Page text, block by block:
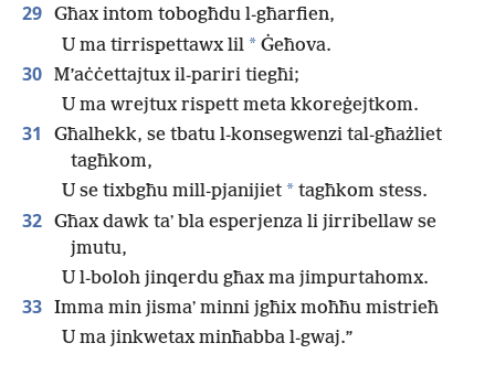
29 Għax intom tobogħdu l-għarfien,
U ma tirrispettawx lil * Ġeħova.
30 M’aċċettajtux il-pariri tiegħi;
U ma wrejtux rispett meta kkoreġejtkom.
31
Għalhekk, se tbatu l-konsegwenzi tal-għażliet
tagħkom,
U se tixbgħu mill-pjanijiet * tagħkom stess.
32 Għax dawk taʼ bla esperjenza li jirribellaw se
jmutu,
U l-boloh jinqerdu għax ma jimpurtahomx.
33 Imma min jismaʼ minni jgħix moħħu mistrieħ
U ma jinkwetax minħabba l-gwaj.”